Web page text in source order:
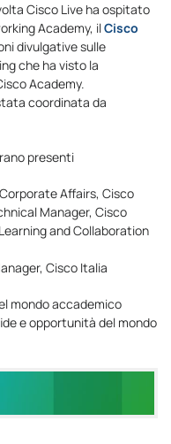
Cisco Live ha ospitato
Academy, ilCisco
divulgative sulle
che ha visto la
Academy.
coordinata da
presenti
Affairs, Cisco
Manager, Cisco
and Collaboration
Cisco Italia
mondo accademico
e opportunità del mondo